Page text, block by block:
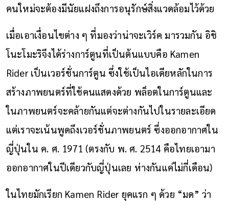
คนใหม่จะต้องมีนัยแฝงถึงการอนุรักษ์สิ่งแวดล้อมไว้ด้วย
เมื่อเอาเงื่อนไขต่าง ๆ ที่มองว่าน่าจะเวิร์ค มารวมกัน อิชิ
โนะโมะริจึงได้ร่างการ์ตูนที่เป็นต้นแบบคือ Kamen
Rider เป็นเวอร์ชั่นการ์ตูน ซึ่งใช้เป็นไอเดียหลักในการ
สร้างภาพยนตร์ที่ใช้คนแสดงด้วย พล็อตในการ์ตูนและ
ในภาพยนตร์จะคล้ายกันแต่จะต่างกันไปในรายละเอียด
แต่เราจะเน้นพูดถึงเวอร์ชั่นภาพยนตร์ ซึ่งออกอากาศใน
ญี่ปุ่นใน ค. ศ. 1971 (ตรงกับ พ. ศ. 2514 คือไทยเอามา
ออกอากาศในปีเดียวกับญี่ปุ่นเลย ห่างกันแค่ไม่กี่เดือน)
ในไทยมักเรียก Kamen Rider ยุคแรก ๆ ด้วย “มด” ว่า